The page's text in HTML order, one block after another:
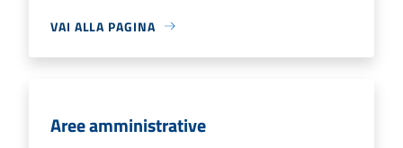
VAI ALLA PAGINA
Aree amministrative